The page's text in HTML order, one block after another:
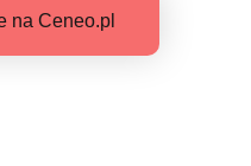
na Ceneo.pl